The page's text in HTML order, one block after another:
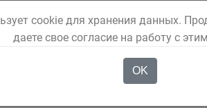
службcookie для хранения данных.
даете свое согласие на работу с
OK